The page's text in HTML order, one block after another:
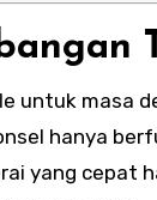
untuk masa
hanya
yang cepat